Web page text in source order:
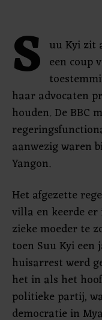
S uu Kyi zit
een coup
haar advocaten
houden. De BBC
aanwezig waren
Yangon.
Het afgezette
villa en keerde
zieke moeder te
toen Suu Kyi
huisarrest werd
het in als het
politieke partij,
democratie in